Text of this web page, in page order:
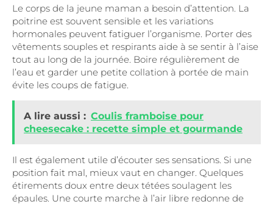
Le corps de la jeune maman a besoin d’attention. La
poitrine est souvent sensible et les variations
hormonales peuvent fatiguer l’organisme. Porter des
vêtements souples et respirants aide à se sentir à l’aise
tout au long de la journée. Boire régulièrement de
l’eau et garder une petite collation à portée de main
évite les coups de fatigue.
A lire aussi : Coulis framboise pour
cheesecake : recette simple et gourmande
Il est également utile d’écouter ses sensations. Si une
position fait mal, mieux vaut en changer. Quelques
étirements doux entre deux tétées soulagent les
épaules. Une courte marche à l’air libre redonne de